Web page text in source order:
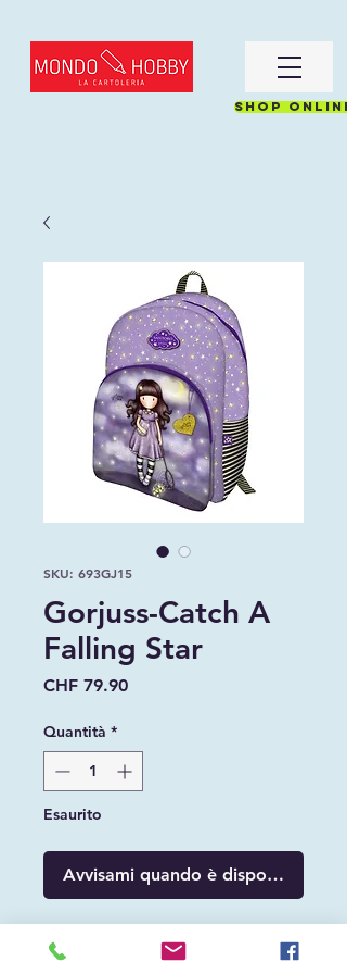
Shop online
SKU: 693GJ15
Gorjuss-Catch A
Falling Star
CHF 79.90Prezzo
Quantità *
Esaurito
Avvisami quando è disponibile
Zaino scuola Gorjuss-Catch A Falling Star
con 2 Zip.